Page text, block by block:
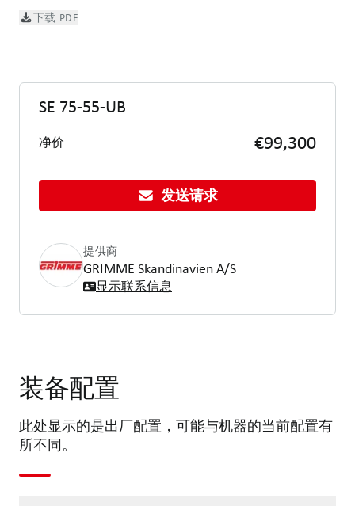
下载 PDF
SE 75-55-UB
净价 €99,300
发送请求
提供商
GRIMME Skandinavien A/S
显示联系信息
装备配置
此处显示的是出厂配置，可能与机器的当前配置有
所不同。